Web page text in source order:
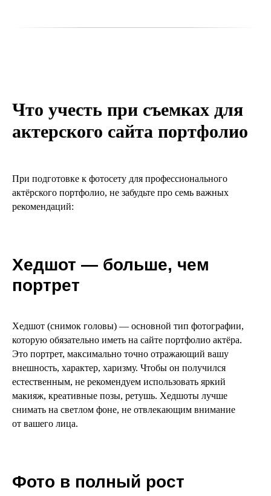
Что учесть при съемках для
актерского сайта портфолио
При подготовке к фотосету для профессионального
актёрского портфолио, не забудьте про семь важных
рекомендаций:
Хедшот — больше, чем
портрет
Хедшот (снимок головы) — основной тип фотографии,
которую обязательно иметь на сайте портфолио актёра.
Это портрет, максимально точно отражающий вашу
внешность, характер, харизму. Чтобы он получился
естественным, не рекомендуем использовать яркий
макияж, креативные позы, ретушь. Хедшоты лучше
снимать на светлом фоне, не отвлекающим внимание
от вашего лица.
Фото в полный рост